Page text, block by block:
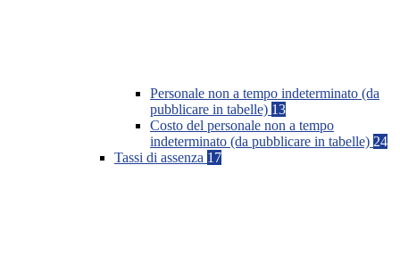
Personale non a tempo indeterminato (da
pubblicare in tabelle) 13
Costo del personale non a tempo
indeterminato (da pubblicare in tabelle) 24
Tassi di assenza 17